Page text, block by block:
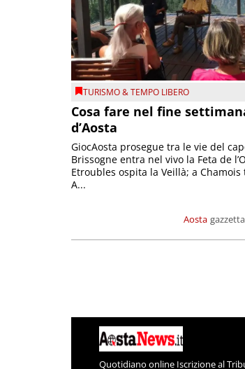
TURISMO & TEMPO LIBERO
Cosa fare nel fine
d’Aosta
Aosta
GiocAosta prosegue tra le vie del
Brissogne entra nel vivo la Feta de
Etroubles ospita la Veillà; a Chamois
A...
Quotidiano online Iscrizione al